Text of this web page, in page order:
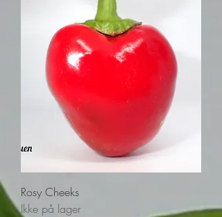
Rosy Cheeks
Ikke på lager